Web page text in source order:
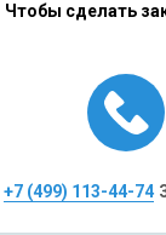
Чтобы сделать
+7 (499) 113-44-74